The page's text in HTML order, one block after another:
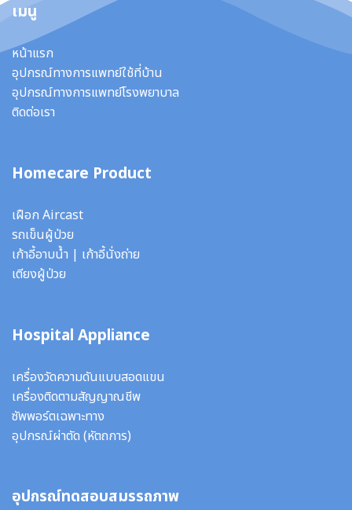
เมนู
หน้าแรก
อุปกรณ์ทางการแพทย์ใช้ที่บ้าน
อุปกรณ์ทางการแพทย์โรงพยาบาล
ติดต่อเรา
Homecare Product
เฝือก Aircast
รถเข็นผู้ป่วย
เก้าอี้อาบน้ำ | เก้าอี้นั่งถ่าย
เตียงผู้ป่วย
Hospital Appliance
เครื่องวัดความดันแบบสอดแขน
เครื่องติดตามสัญญาณชีพ
ซัพพอร์ตเฉพาะทาง
อุปกรณ์ผ่าตัด (หัตถการ)
อุปกรณ์ทดสอบสมรรถภาพ